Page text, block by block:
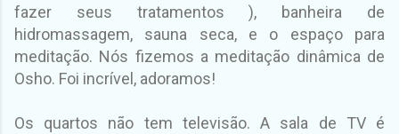
fazer seus tratamentos ), banheira de
hidromassagem, sauna seca, e o espaço para
meditação. Nós fizemos a meditação dinâmica de
Osho. Foi incrível, adoramos!
Os quartos não tem televisão. A sala de TV é